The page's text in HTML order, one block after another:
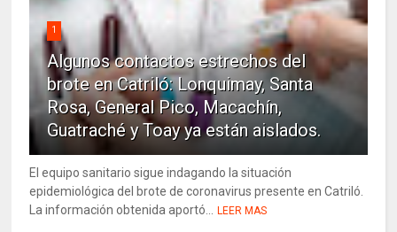
1
Algunos contactos estrechos del
brote en Catriló: Lonquimay, Santa
Rosa, General Pico, Macachín,
Guatraché y Toay ya están aislados.
El equipo sanitario sigue indagando la situación
epidemiológica del brote de coronavirus presente en Catriló.
La información obtenida aportó...
LEER MAS